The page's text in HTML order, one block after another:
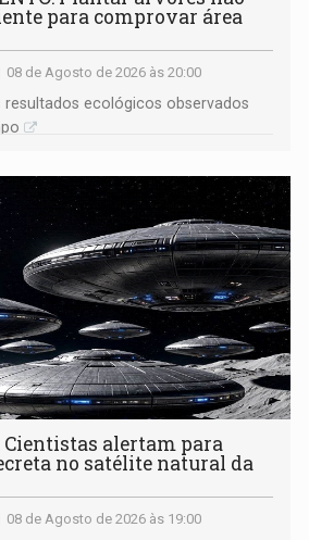
para comprovar área
08 de Agosto de 2026 às 20:00
resultados ecológicos observados
Cientistas alertam para
no satélite natural da
08 de Agosto de 2026 às 19:00